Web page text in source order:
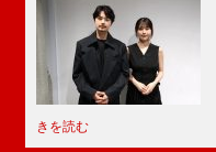
きを読む